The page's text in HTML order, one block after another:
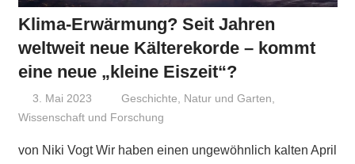
Klima-Erwärmung? Seit Jahren
weltweit neue Kälterekorde – kommt
eine neue „kleine Eiszeit“?
3. Mai 2023 Niki Vogt
Geschichte Natur und Garten
Wissenschaft und Forschung
von Niki Vogt Wir haben einen ungewöhnlich kalten April